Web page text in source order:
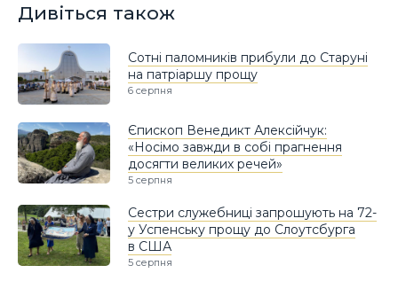
Дивіться також
Сотні паломників прибули до Старуні
на патріаршу прощу
6 серпня
Єпископ Венедикт Алексійчук:
«Носімо завжди в собі прагнення
досягти великих речей»
5 серпня
Сестри служебниці запрошують на 72-
у Успенську прощу до Слоутсбурга
в США
5 серпня